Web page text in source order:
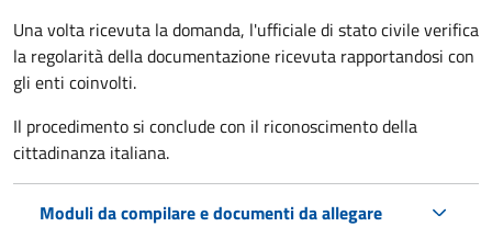
Una volta ricevuta la domanda, l'ufficiale di stato civile verifica
la regolarità della documentazione ricevuta rapportandosi con
gli enti coinvolti.
Il procedimento si conclude con il riconoscimento della
cittadinanza italiana.
Moduli da compilare e documenti da allegare